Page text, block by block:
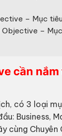
– Mục
Objective –
cần
có 3 loại
Business,
cùng Chuyên